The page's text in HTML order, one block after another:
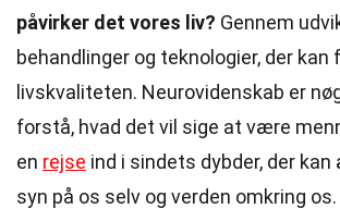
påvirker det vores liv? Gennem
behandlinger og teknologier, der kan
livskvaliteten. Neurovidenskab er
forstå, hvad det vil sige at være
en rejse ind i sindets dybder, der
syn på os selv og verden omkring os.